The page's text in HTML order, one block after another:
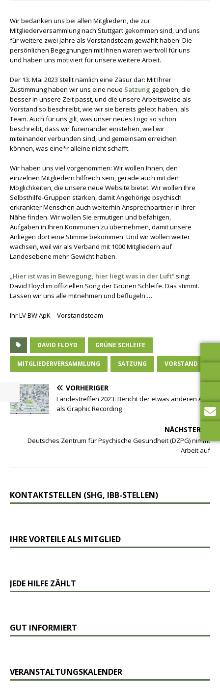
Wir bedanken uns bei allen Mitgliedern, die zur
Mitgliederversammlung nach Stuttgart gekommen sind, und uns
für weitere zwei Jahre als Vorstandsteam gewählt haben! Die
persönlichen Begegnungen mit Ihnen waren wertvoll für uns
und haben uns motiviert für unsere weitere Arbeit.
Der 13. Mai 2023 stellt nämlich eine Zäsur dar: Mit Ihrer
Zustimmung haben wir uns eine neue Satzung gegeben, die
besser in unsere Zeit passt, und die unsere Arbeitsweise als
Vorstand so beschreibt, wie wir sie bereits gelebt haben, als
Team. Auch für uns gilt, was unser neues Logo so schön
beschreibt, dass wir füreinander einstehen, weil wir
miteinander verbunden sind, und gemeinsam erreichen
können, was eine*r alleine nicht schafft.
Wir haben uns viel vorgenommen: Wir wollen Ihnen, den
einzelnen Mitgliedern hilfreich sein, gerade auch mit den
Möglichkeiten, die unsere neue Website bietet. Wir wollen Ihre
Selbsthilfe-Gruppen stärken, damit Angehörige psychisch
erkrankter Menschen auch weiterhin Ansprechpartner in ihrer
Nähe finden. Wir wollen Sie ermutigen und befähigen,
Aufgaben in Ihren Kommunen zu übernehmen, damit unsere
Anliegen dort eine Stimme bekommen. Und wir wollen weiter
wachsen, weil wir als Verband mit 1000 Mitgliedern auf
Landesebene mehr Gewicht haben.
„Hier ist was in Bewegung, hier liegt was in der Luft“ singt
David Floyd im offiziellen Song der Grünen Schleife. Das stimmt.
Lassen wir uns alle mitnehmen und beflügeln …
Ihr LV BW ApK – Vorstandsteam
DAVID FLOYD GRÜNE SCHLEIFE
MITGLIEDERVERSAMMLUNG SATZUNG VORSTAND
VORHERIGER
Landestreffen 2023: Bericht der etwas anderen Art
als Graphic Recording
NÄCHSTER
Deutsches Zentrum für Psychische Gesundheit (DZPG) nimmt
Arbeit auf
KONTAKTSTELLEN (SHG, IBB-STELLEN)
IHRE VORTEILE ALS MITGLIED
JEDE HILFE ZÄHLT
GUT INFORMIERT
VERANSTALTUNGSKALENDER